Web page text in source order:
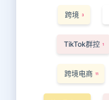
跨境 3
TikTok群控 1
跨境电商 11